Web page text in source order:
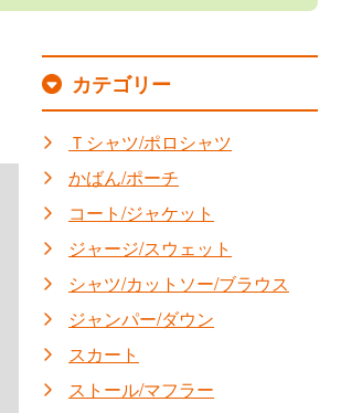
カテゴリー
Ｔシャツ/ポロシャツ
かばん/ポーチ
コート/ジャケット
ジャージ/スウェット
シャツ/カットソー/ブラウス
ジャンパー/ダウン
スカート
ストール/マフラー